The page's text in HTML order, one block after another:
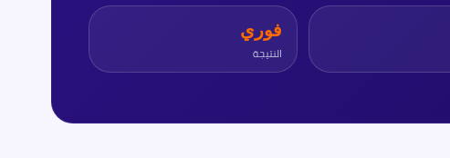
فوري
النتيجة